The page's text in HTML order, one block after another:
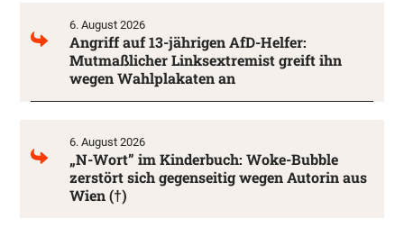
6. August 2026
Angriff auf 13-jährigen AfD-Helfer:
Mutmaßlicher Linksextremist greift ihn
wegen Wahlplakaten an
6. August 2026
„N-Wort” im Kinderbuch: Woke-Bubble
zerstört sich gegenseitig wegen Autorin aus
Wien (†)